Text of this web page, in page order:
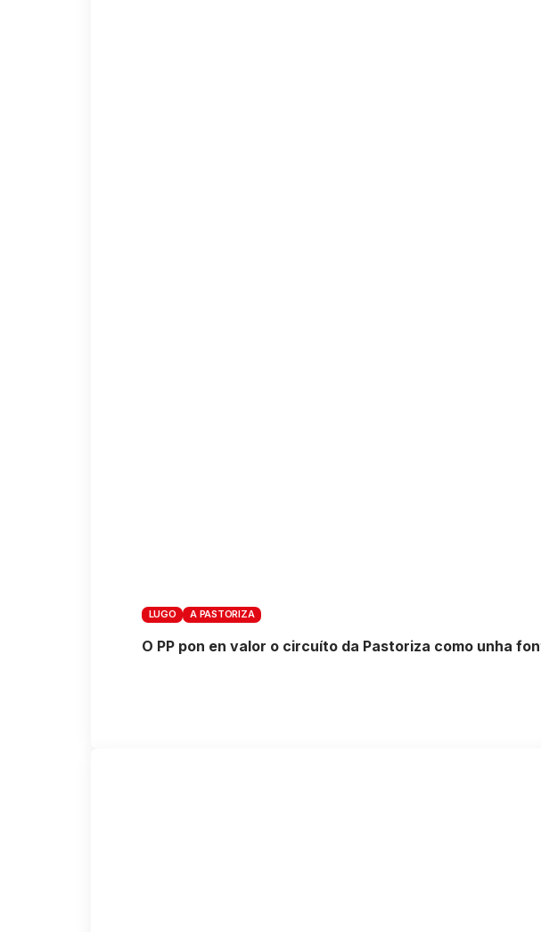
LUGO A PASTORIZA
O PP pon en valor o circuíto da Pastoriza como unha